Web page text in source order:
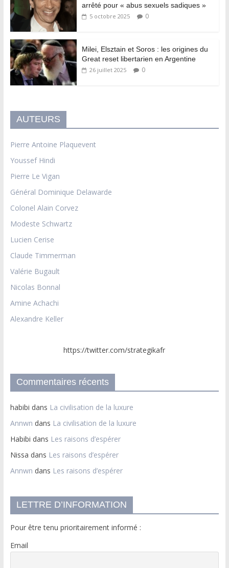
arrêté pour « abus sexuels sadiques »
5 octobre 2025 0
Milei, Elsztain et Soros : les origines du
Great reset libertarien en Argentine
26 juillet 2025 0
AUTEURS
Pierre Antoine Plaquevent
Youssef Hindi
Pierre Le Vigan
Général Dominique Delawarde
Colonel Alain Corvez
Modeste Schwartz
Lucien Cerise
Claude Timmerman
Valérie Bugault
Nicolas Bonnal
Amine Achachi
Alexandre Keller
https://twitter.com/strategikafr
Commentaires récents
habibi dans La civilisation de la luxure
Annwn dans La civilisation de la luxure
Habibi dans Les raisons d’espérer
Nissa dans Les raisons d’espérer
Annwn dans Les raisons d’espérer
LETTRE D’INFORMATION
Pour être tenu prioritairement informé :
Email